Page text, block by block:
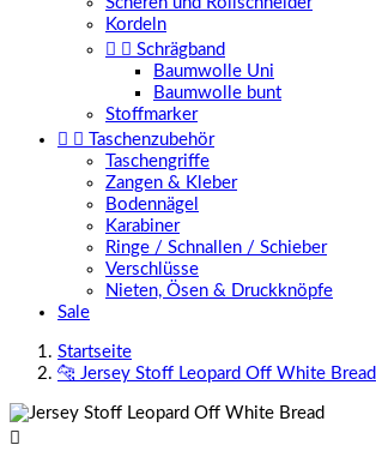
Kordeln
  Schrägband
Baumwolle Uni
Baumwolle bunt
Stoffmarker
 
Taschenzubehör
Taschengriffe
Zangen & Kleber
Bodennägel
Karabiner
Ringe / Schnallen / Schieber
Verschlüsse
Nieten, Ösen & Druckknöpfe
Sale
Startseite
🐆 Jersey Stoff Leopard Off White Bread
